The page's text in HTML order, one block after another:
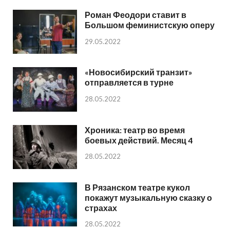
Роман Феодори ставит в
Большом феминистскую оперу
29.05.2022
«Новосибирский транзит»
отправляется в турне
28.05.2022
Хроника: театр во время
боевых действий. Месяц 4
28.05.2022
В Рязанском театре кукол
покажут музыкальную сказку о
страхах
28.05.2022